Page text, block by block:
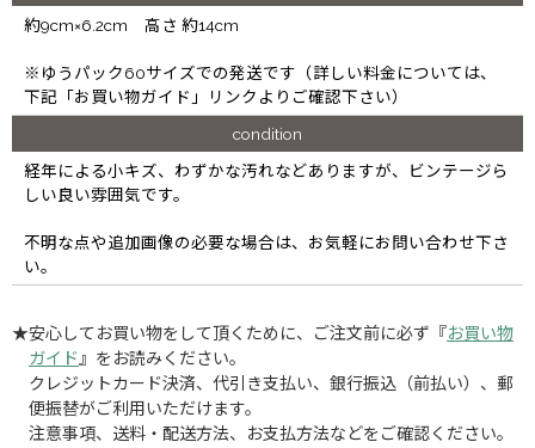
約9cm×6.2cm 高さ 約14cm
※ゆうパック60サイズでの発送です（詳しい料金については、
下記「お買い物ガイド」リンクよりご確認下さい）
condition
経年による小キズ、わずかな汚れなどありますが、ビンテージら
しい良い雰囲気です。
不明な点や追加画像の必要な場合は、お気軽にお問い合わせ下さ
い。
★安心してお買い物をして頂くために、ご注文前に必ず『お買い物
ガイド 』をお読みください。
クレジットカード決済、代引き支払い、銀行振込（前払い）、郵
便振替がご利用いただけます。
注意事項、送料・配送方法、お支払方法などをご確認ください。